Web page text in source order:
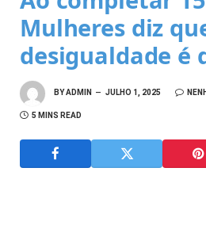
Mulheres diz
desigualdade é
BYADMIN JULHO 1, 2025
5 MINS READ